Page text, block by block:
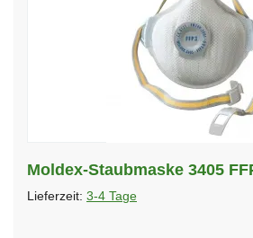
Moldex-Staubmaske 3405
Lieferzeit: 3-4 Tage